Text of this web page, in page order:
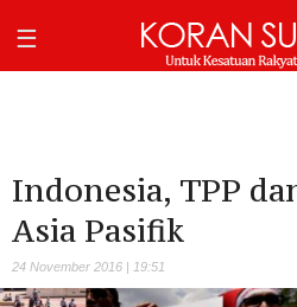
Indonesia, TPP
Asia Pasifik
24 November 2016 | 19:51